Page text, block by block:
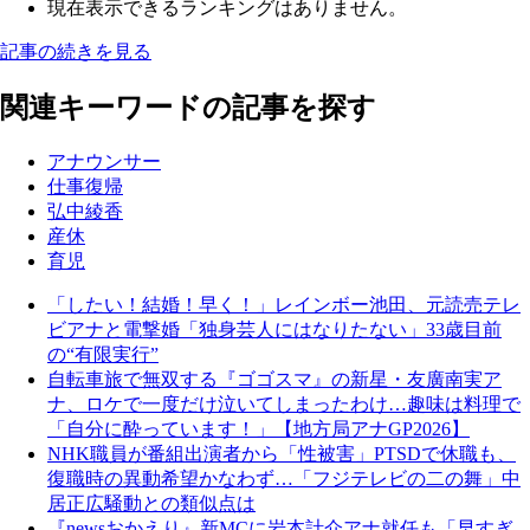
現在表示できるランキングはありません。
記事の続きを見る
関連キーワードの記事を探す
アナウンサー
仕事復帰
弘中綾香
産休
育児
「したい！結婚！早く！」レインボー池田、元読売テレ
ビアナと電撃婚「独身芸人にはなりたない」33歳目前
の“有限実行”
自転車旅で無双する『ゴゴスマ』の新星・友廣南実ア
ナ、ロケで一度だけ泣いてしまったわけ…趣味は料理で
「自分に酔っています！」【地方局アナGP2026】
NHK職員が番組出演者から「性被害」PTSDで休職も、
復職時の異動希望かなわず…「フジテレビの二の舞」中
居正広騒動との類似点は